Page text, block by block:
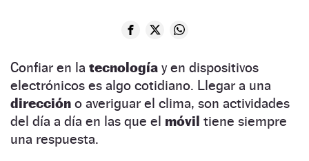
Confiar en la tecnología y en dispositivos
electrónicos es algo cotidiano. Llegar a una
dirección o averiguar el clima, son actividades
del día a día en las que el móvil tiene siempre
una respuesta.